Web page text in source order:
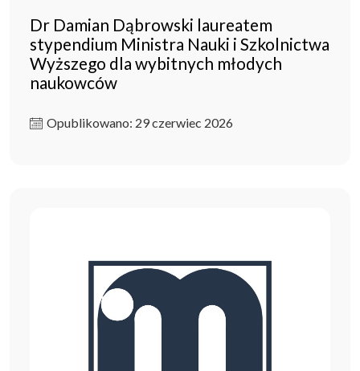
Dr Damian Dąbrowski laureatem
stypendium Ministra Nauki i Szkolnictwa
Wyższego dla wybitnych młodych
naukowców
Opublikowano: 29 czerwiec 2026